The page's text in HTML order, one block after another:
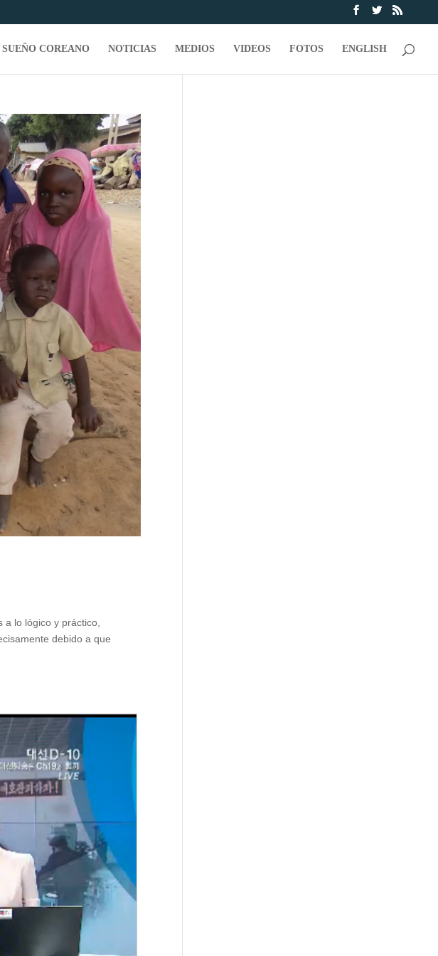
SUEÑO COREANO NOTICIAS MEDIOS VIDEOS FOTOS ENGLISH
lo lógico y práctico,
debido a que